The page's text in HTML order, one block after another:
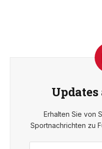
Erhalten Sie von
Sportnachrichten zu